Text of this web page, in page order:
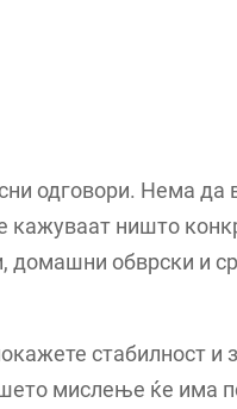
одговори. Нема да
кажуваат ништо
домашни обврски и
стабилност и
мислење ќе има